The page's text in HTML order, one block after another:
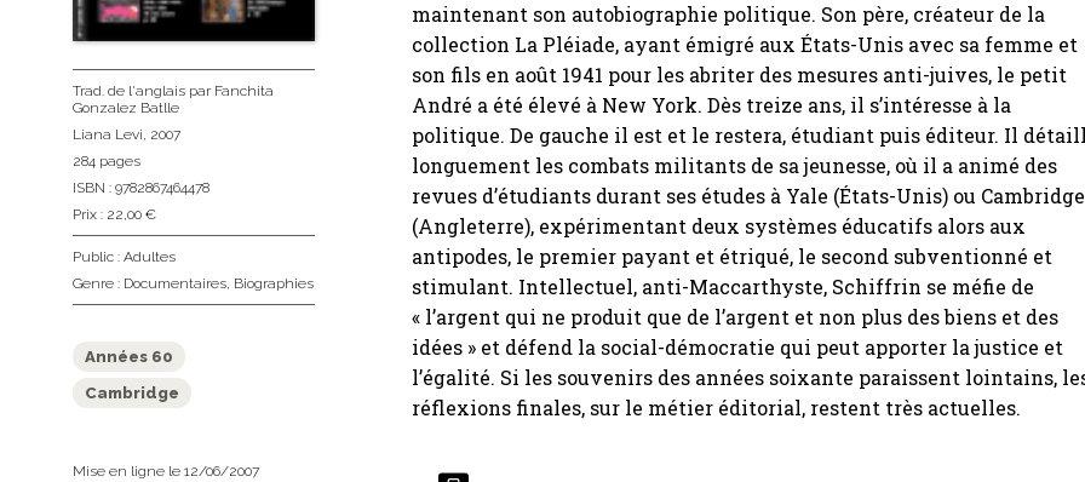
maintenant son autobiographie politique. Son père, créateur de la
collection La Pléiade, ayant émigré aux États-Unis avec sa femme et
son fils en août 1941 pour les abriter des mesures anti-juives, le petit
André a été élevé à New York. Dès treize ans, il s’intéresse à la
politique. De gauche il est et le restera, étudiant puis éditeur. Il
longuement les combats militants de sa jeunesse, où il a animé des
revues d’étudiants durant ses études à Yale (États-Unis) ou Cambridge
(Angleterre), expérimentant deux systèmes éducatifs alors aux
antipodes, le premier payant et étriqué, le second subventionné et
stimulant. Intellectuel, anti-Maccarthyste, Schiffrin se méfie de
« l’argent qui ne produit que de l’argent et non plus des biens et des
idées » et défend la social-démocratie qui peut apporter la justice et
l’égalité. Si les souvenirs des années soixante paraissent lointains,
réflexions finales, sur le métier éditorial, restent très actuelles.
Trad. de l'anglais par Fanchita
Gonzalez Batlle
Liana Levi, 2007
284 pages
ISBN : 9782867464478
Prix : 22,00 €
Public : Adultes
Genre : Documentaires, Biographies
Années 60
Cambridge
Mise en ligne le 12/06/2007